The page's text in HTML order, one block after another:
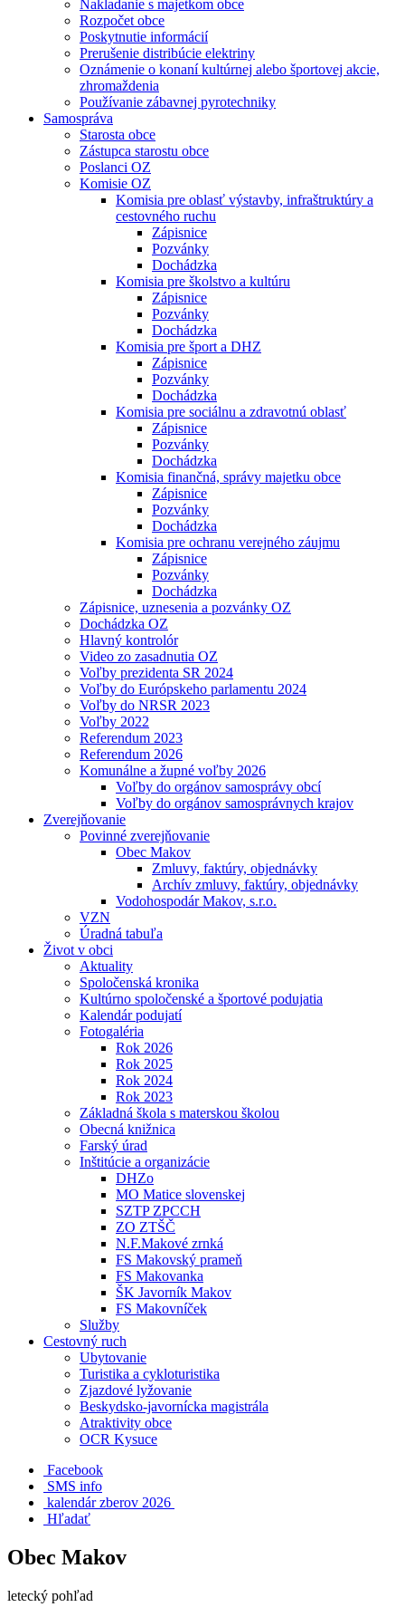
Nakladanie s majetkom obce
Rozpočet obce
Poskytnutie informácií
Prerušenie distribúcie elektriny
Oznámenie o konaní kultúrnej alebo športovej akcie,
zhromaždenia
Používanie zábavnej pyrotechniky
Samospráva
Starosta obce
Zástupca starostu obce
Poslanci OZ
Komisie OZ
Komisia pre oblasť výstavby, infraštruktúry a
cestovného ruchu
Zápisnice
Pozvánky
Dochádzka
Komisia pre školstvo a kultúru
Zápisnice
Pozvánky
Dochádzka
Komisia pre šport a DHZ
Zápisnice
Pozvánky
Dochádzka
Komisia pre sociálnu a zdravotnú oblasť
Zápisnice
Pozvánky
Dochádzka
Komisia finančná, správy majetku obce
Zápisnice
Pozvánky
Dochádzka
Komisia pre ochranu verejného záujmu
Zápisnice
Pozvánky
Dochádzka
Zápisnice, uznesenia a pozvánky OZ
Dochádzka OZ
Hlavný kontrolór
Video zo zasadnutia OZ
Voľby prezidenta SR 2024
Voľby do Európskeho parlamentu 2024
Voľby do NRSR 2023
Voľby 2022
Referendum 2023
Referendum 2026
Komunálne a župné voľby 2026
Voľby do orgánov samosprávy obcí
Voľby do orgánov samosprávnych krajov
Zverejňovanie
Povinné zverejňovanie
Obec Makov
Zmluvy, faktúry, objednávky
Archív zmluvy, faktúry, objednávky
Vodohospodár Makov, s.r.o.
VZN
Úradná tabuľa
Život v obci
Aktuality
Spoločenská kronika
Kultúrno spoločenské a športové podujatia
Kalendár podujatí
Fotogaléria
Rok 2026
Rok 2025
Rok 2024
Rok 2023
Základná škola s materskou školou
Obecná knižnica
Farský úrad
Inštitúcie a organizácie
DHZo
MO Matice slovenskej
SZTP ZPCCH
ZO ZTŠČ
N.F.Makové zrnká
FS Makovský prameň
FS Makovanka
ŠK Javorník Makov
FS Makovníček
Služby
Cestovný ruch
Ubytovanie
Turistika a cykloturistika
Zjazdové lyžovanie
Beskydsko-javornícka magistrála
Atraktivity obce
OCR Kysuce
Facebook
SMS info
​ kalendár zberov 2026
Hľadať
Obec Makov
letecký pohľad